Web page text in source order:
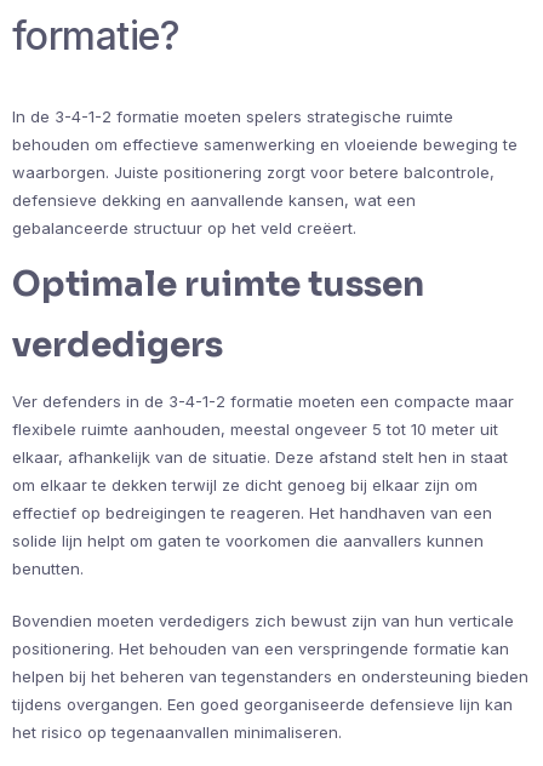
formatie?
In de 3-4-1-2 formatie moeten spelers strategische ruimte
behouden om effectieve samenwerking en vloeiende beweging te
waarborgen. Juiste positionering zorgt voor betere balcontrole,
defensieve dekking en aanvallende kansen, wat een
gebalanceerde structuur op het veld creëert.
Optimale ruimte tussen
verdedigers
Ver defenders in de 3-4-1-2 formatie moeten een compacte maar
flexibele ruimte aanhouden, meestal ongeveer 5 tot 10 meter uit
elkaar, afhankelijk van de situatie. Deze afstand stelt hen in staat
om elkaar te dekken terwijl ze dicht genoeg bij elkaar zijn om
effectief op bedreigingen te reageren. Het handhaven van een
solide lijn helpt om gaten te voorkomen die aanvallers kunnen
benutten.
Bovendien moeten verdedigers zich bewust zijn van hun verticale
positionering. Het behouden van een verspringende formatie kan
helpen bij het beheren van tegenstanders en ondersteuning bieden
tijdens overgangen. Een goed georganiseerde defensieve lijn kan
het risico op tegenaanvallen minimaliseren.